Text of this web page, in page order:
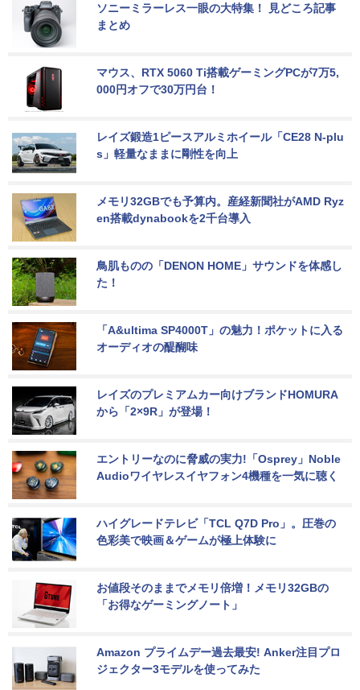
ソニーミラーレス一眼の大特集！ 見どころ記事
まとめ
マウス、RTX 5060 Ti搭載ゲーミングPCが7万5,
000円オフで30万円台！
レイズ鍛造1ピースアルミホイール「CE28 N-plu
s」軽量なままに剛性を向上
メモリ32GBでも予算内。産経新聞社がAMD Ryz
en搭載dynabookを2千台導入
鳥肌ものの「DENON HOME」サウンドを体感し
た！
「A&ultima SP4000T」の魅力！ポケットに入る
オーディオの醍醐味
レイズのプレミアムカー向けブランドHOMURA
から「2×9R」が登場！
エントリーなのに脅威の実力!「Osprey」Noble
Audioワイヤレスイヤフォン4機種を一気に聴く
ハイグレードテレビ「TCL Q7D Pro」。圧巻の
色彩美で映画＆ゲームが極上体験に
お値段そのままでメモリ倍増！メモリ32GBの
「お得なゲーミングノート」
Amazon プライムデー過去最安! Anker注目プロ
ジェクター3モデルを使ってみた